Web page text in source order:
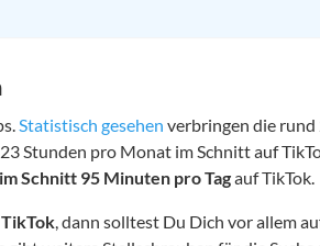
Statistisch gesehen verbringen die
Stunden pro Monat im Schnitt auf
im Schnitt 95 Minuten pro Tagauf TikTok.
, dann solltest Du Dich vor allem